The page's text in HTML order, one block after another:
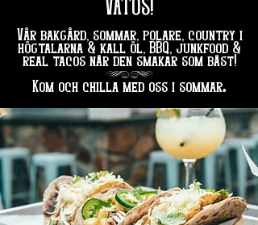
VATOS!
Vår bakgård, sommar, polare, country i
högtalarna & kall öl, BBQ, junkfood &
real tacos när den smakar som bäst!
hg
Kom och chilla med oss i sommar.